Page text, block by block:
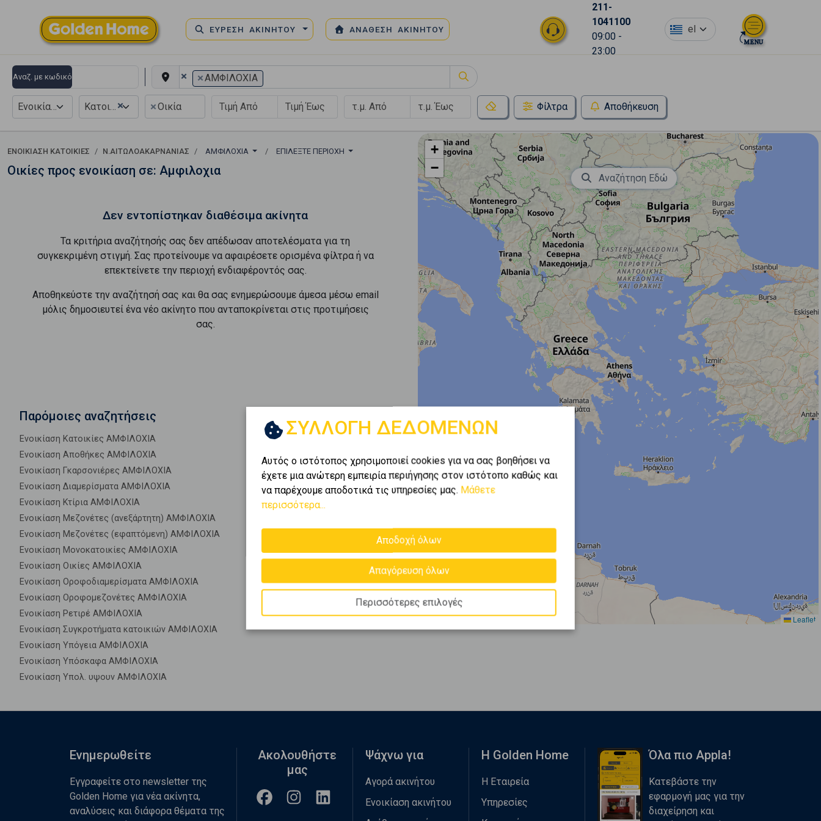
ΕΥΡΕΣΗ ΑΚΙΝΗΤΟΥ ΑΝΑΘΕΣΗ ΑΚΙΝΗΤΟΥ
211-
1041100
09:00 -
23:00
el
Αναζ. με κωδικό × ×ΑΜΦΙΛΟΧΙΑ
×
Κατοικία ×Οικία Φίλτρα Αποθήκευση
ΕΝΟΙΚΊΑΣΗ ΚΑΤΟΙΚΊΕΣ Ν.ΑΙΤΩΛΟΑΚΑΡΝΑΝΙΑΣ ΑΜΦΙΛΟΧΙΑ ΕΠΙΛΈΞΤΕ ΠΕΡΙΟΧΉ
Οικίες προς ενοικίαση σε: Αμφιλοχια
Δεν εντοπίστηκαν διαθέσιμα ακίνητα
Τα κριτήρια αναζήτησής σας δεν απέδωσαν αποτελέσματα για τη
συγκεκριμένη στιγμή. Σας προτείνουμε να αφαιρέσετε ορισμένα φίλτρα ή να
επεκτείνετε την περιοχή ενδιαφέροντός σας.
Αποθηκεύστε την αναζήτησή σας και θα σας ενημερώσουμε άμεσα μέσω email
μόλις δημοσιευτεί ένα νέο ακίνητο που ανταποκρίνεται στις προτιμήσεις
σας.
Παρόμοιες αναζητήσεις
Ενοικίαση Κατοικίες ΑΜΦΙΛΟΧΙΑ
Ενοικίαση Αποθήκες ΑΜΦΙΛΟΧΙΑ
Ενοικίαση Γκαρσονιέρες ΑΜΦΙΛΟΧΙΑ
Ενοικίαση Διαμερίσματα ΑΜΦΙΛΟΧΙΑ
Ενοικίαση Κτίρια ΑΜΦΙΛΟΧΙΑ
Ενοικίαση Μεζονέτες (ανεξάρτητη) ΑΜΦΙΛΟΧΙΑ
Ενοικίαση Μεζονέτες (εφαπτόμενη) ΑΜΦΙΛΟΧΙΑ
Ενοικίαση Μονοκατοικίες ΑΜΦΙΛΟΧΙΑ
Ενοικίαση Οικίες ΑΜΦΙΛΟΧΙΑ
Ενοικίαση Οροφοδιαμερίσματα ΑΜΦΙΛΟΧΙΑ
Ενοικίαση Οροφομεζονέτες ΑΜΦΙΛΟΧΙΑ
Ενοικίαση Ρετιρέ ΑΜΦΙΛΟΧΙΑ
Ενοικίαση Συγκροτήματα κατοικιών ΑΜΦΙΛΟΧΙΑ
Ενοικίαση Υπόγεια ΑΜΦΙΛΟΧΙΑ
Ενοικίαση Υπόσκαφα ΑΜΦΙΛΟΧΙΑ
Ενοικίαση Υπολ. υψουν ΑΜΦΙΛΟΧΙΑ
+
−
Leaflet
Αναζήτηση Εδώ
ΣΥΛΛΟΓΗ ΔΕΔΟΜΕΝΩΝ
Αυτός ο ιστότοπος χρησιμοποιεί cookies για να σας βοηθήσει να
έχετε μια ανώτερη εμπειρία περιήγησης στον ιστότοπο καθώς και
να παρέχουμε αποδοτικά τις υπηρεσίες μας. Μάθετε
περισσότερα...
Αποδοχή όλων
Απαγόρευση όλων
Περισσότερες επιλογές
Ενημερωθείτε
Εγγραφείτε στο newsletter της
Golden Home για νέα ακίνητα,
αναλύσεις και διάφορα θέματα της
Ακολουθήστε
μας
Ψάχνω για
Αγορά ακινήτου
Ενοικίαση ακινήτου
Η Golden Home
Η Εταιρεία
Υπηρεσίες
Όλα πιο Appla!
Κατεβάστε την
εφαρμογή μας για την
διαχείρηση και